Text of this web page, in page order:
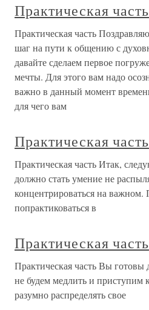
Практическая часть
Практическая часть
шаг на пути к общению с
давайте сделаем первое
мечты. Для этого вам надо
важно в данный момент
для чего вам
Практическая часть
Практическая часть Итак,
должно стать умение не
концентрироваться на важном.
попрактиковаться в
Практическая часть
Практическая часть Вы готовы
не будем медлить и приступим
разумно распределять свое